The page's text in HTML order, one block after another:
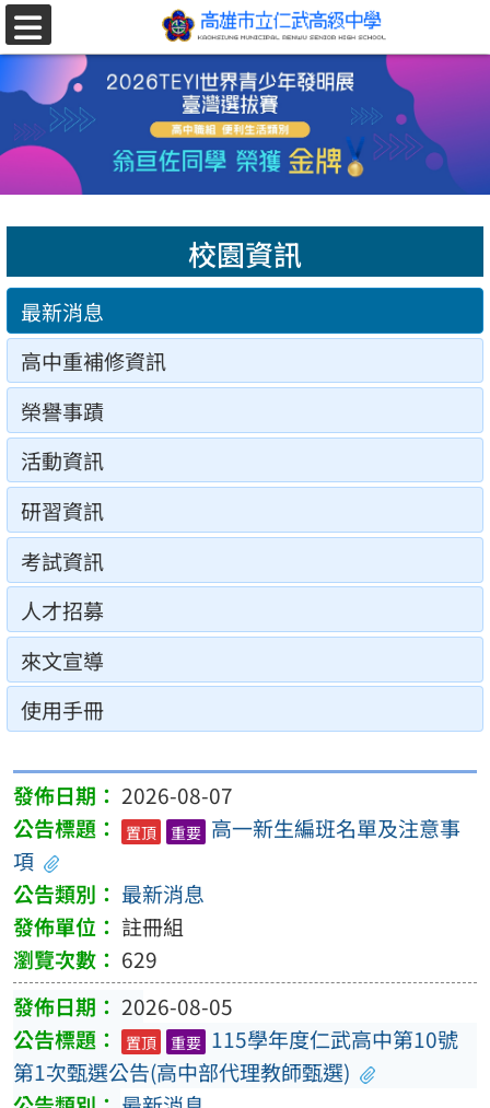
跳至主要內容區
選
單
校園資訊
最新消息
高中重補修資訊
榮譽事蹟
活動資訊
研習資訊
考試資訊
人才招募
來文宣導
使用手冊
2026-08-07
置頂 重要 高一新生編班名單及注意事
項
最新消息
註冊組
629
2026-08-05
置頂 重要 115學年度仁武高中第10號
第1次甄選公告(高中部代理教師甄選)